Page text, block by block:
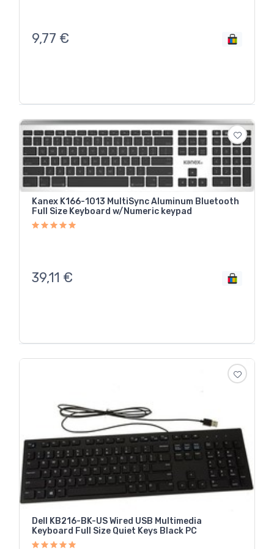
9,77 €
Kanex K166-1013 MultiSync Aluminum Bluetooth
Full Size Keyboard w/Numeric keypad
39,11 €
Dell KB216-BK-US Wired USB Multimedia
Keyboard Full Size Quiet Keys Black PC